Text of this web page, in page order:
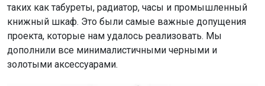
таких как табуреты, радиатор, часы и промышленный
книжный шкаф. Это были самые важные допущения
проекта, которые нам удалось реализовать. Мы
дополнили все минималистичными черными и
золотыми аксессуарами.